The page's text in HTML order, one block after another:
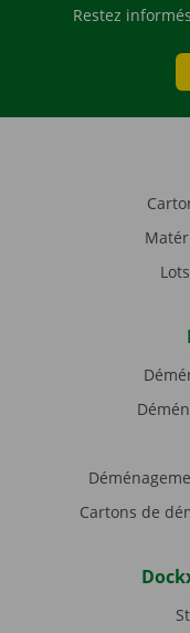
Restez
Cartons de